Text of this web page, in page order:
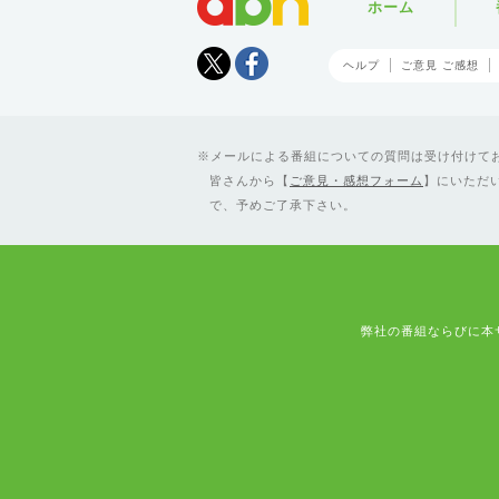
Tweet
ホーム
ヘルプ ご意見 ご感想
メールによる番組についての質問は受け付け
皆さんから【 ご意見・感想フォーム 】にいただ
で、予めご了承下さい。
弊社の番組ならびに